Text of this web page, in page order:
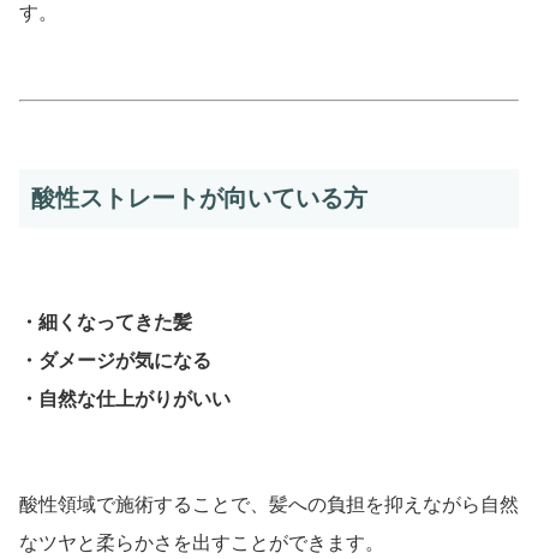
す。
酸性ストレートが向いている方
・細くなってきた髪
・ダメージが気になる
・自然な仕上がりがいい
酸性領域で施術することで、髪への負担を抑えながら自然
なツヤと柔らかさを出すことができます。